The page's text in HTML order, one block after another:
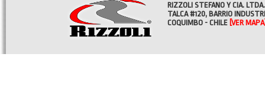
RIZZOLI STEFANO Y CIA. LTDA.
TALCA #120, BARRIO
COQUIMBO - CHILE [VER